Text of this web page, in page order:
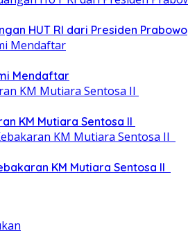
HUT RI dari Presiden Prabowo
Mendaftar
KM Mutiara Sentosa II
KM Mutiara Sentosa II